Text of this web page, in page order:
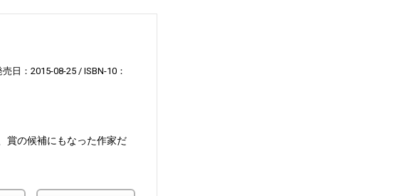
売日：2015-08-25
ISBN-10：
賞の候補にもなった作家だ